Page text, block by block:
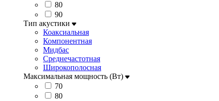
80
90
Тип акустики
Коаксиальная
Компонентная
Мидбас
Среднечастотная
Широкополосная
Максимальная мощность (Вт)
70
80